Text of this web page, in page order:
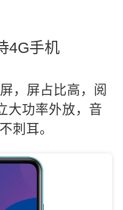
4G手机
，屏占比高，阅
大功率外放，音
刺耳。